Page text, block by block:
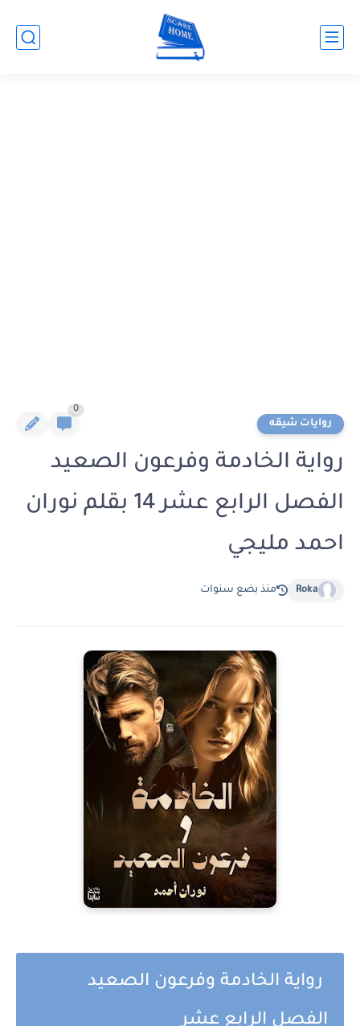
روايات شيقه
0
رواية الخادمة وفرعون الصعيد
الفصل الرابع عشر 14 بقلم نوران
احمد مليجي
Roka منذ بضع سنوات
رواية الخادمة وفرعون الصعيد
الفصل الرابع عشر